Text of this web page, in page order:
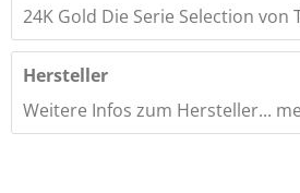
24K Gold Die Serie Selection von
Hersteller
Weitere Infos zum Hersteller...